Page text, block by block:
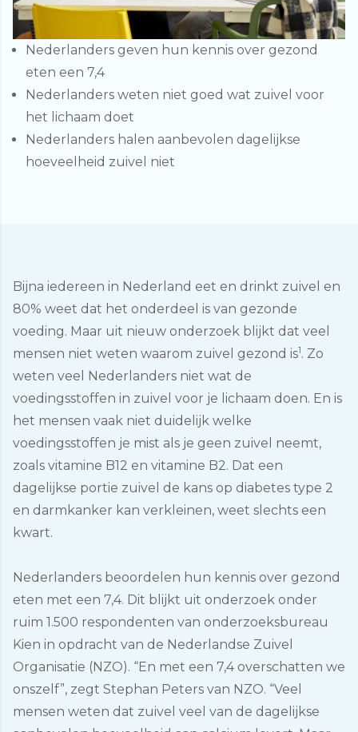
Nederlanders geven hun kennis over gezond
eten een 7,4
Nederlanders weten niet goed wat zuivel voor
het lichaam doet
Nederlanders halen aanbevolen dagelijkse
hoeveelheid zuivel niet
Bijna iedereen in Nederland eet en drinkt zuivel en
80% weet dat het onderdeel is van gezonde
voeding. Maar uit nieuw onderzoek blijkt dat veel
mensen niet weten waarom zuivel gezond is1. Zo
weten veel Nederlanders niet wat de
voedingsstoffen in zuivel voor je lichaam doen. En is
het mensen vaak niet duidelijk welke
voedingsstoffen je mist als je geen zuivel neemt,
zoals vitamine B12 en vitamine B2. Dat een
dagelijkse portie zuivel de kans op diabetes type 2
en darmkanker kan verkleinen, weet slechts een
kwart.
Nederlanders beoordelen hun kennis over gezond
eten met een 7,4. Dit blijkt uit onderzoek onder
ruim 1.500 respondenten van onderzoeksbureau
Kien in opdracht van de Nederlandse Zuivel
Organisatie (NZO). “En met een 7,4 overschatten we
onszelf”, zegt Stephan Peters van NZO. “Veel
mensen weten dat zuivel veel van de dagelijkse